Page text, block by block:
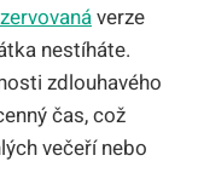
verze
nestíháte.
zdlouhavého
čas, což
večeří nebo